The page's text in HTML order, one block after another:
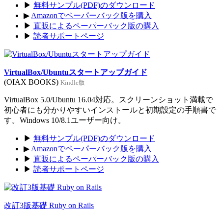
▶ 無料サンプル(PDF)のダウンロード
▶ Amazonでペーパーバック版を購入
▶ 直販によるペーパーバック版の購入
▶ 読者サポートページ
VirtualBox/Ubuntuスタートアップガイド
(OIAX BOOKS) Kindle版
VirtualBox 5.0/Ubuntu 16.04対応。スクリーンショット満載で
初心者にも分かりやすいインストールと初期設定の手順書で
す。Windows 10/8.1ユーザー向け。
▶ 無料サンプル(PDF)のダウンロード
▶ Amazonでペーパーバック版を購入
▶ 直販によるペーパーバック版の購入
▶ 読者サポートページ
改訂3版基礎 Ruby on Rails